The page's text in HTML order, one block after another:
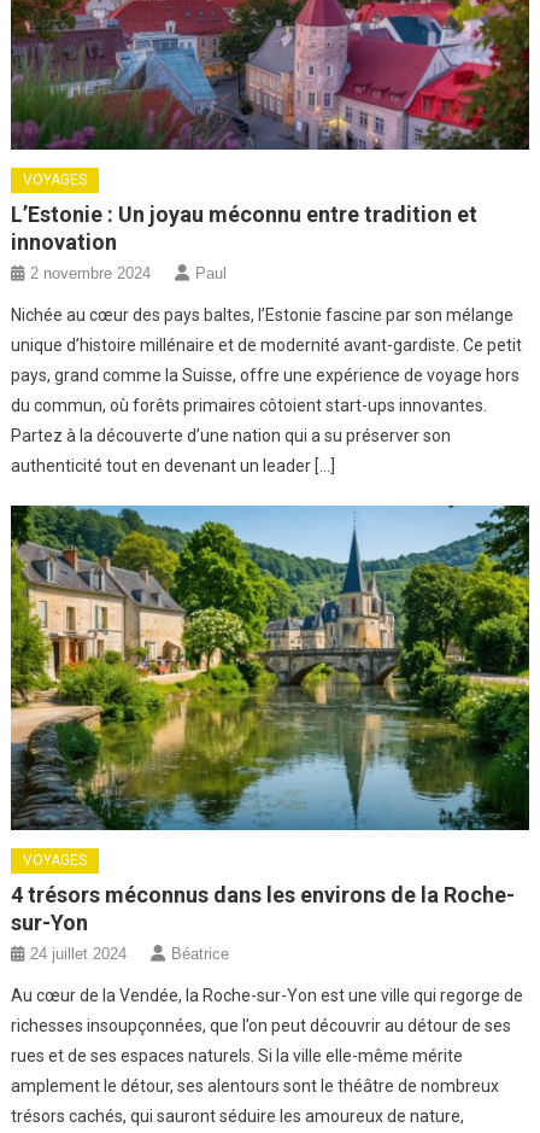
VOYAGES
L’Estonie : Un joyau méconnu entre tradition et
innovation
2 novembre 2024 Paul
Nichée au cœur des pays baltes, l’Estonie fascine par son mélange
unique d’histoire millénaire et de modernité avant-gardiste. Ce petit
pays, grand comme la Suisse, offre une expérience de voyage hors
du commun, où forêts primaires côtoient start-ups innovantes.
Partez à la découverte d’une nation qui a su préserver son
authenticité tout en devenant un leader […]
VOYAGES
4 trésors méconnus dans les environs de la Roche-
sur-Yon
24 juillet 2024 Béatrice
Au cœur de la Vendée, la Roche-sur-Yon est une ville qui regorge de
richesses insoupçonnées, que l’on peut découvrir au détour de ses
rues et de ses espaces naturels. Si la ville elle-même mérite
amplement le détour, ses alentours sont le théâtre de nombreux
trésors cachés, qui sauront séduire les amoureux de nature,